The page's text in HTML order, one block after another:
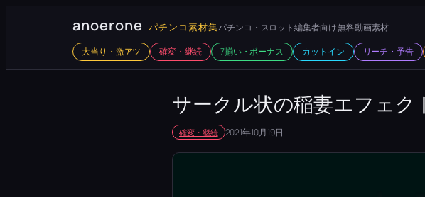
anoerone パチンコ素材集パチンコ・スロット編集者向け 無料動画素材
大当り・激アツ
確変・継続 7揃い・ボーナス カットイン リーチ・予告
サークル状の稲妻エフェク
確変・継続 2021年10月19日